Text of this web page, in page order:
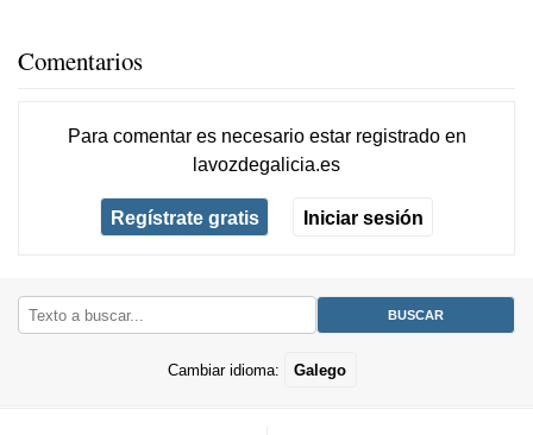
Comentarios
Para comentar es necesario estar registradoen
lavozdegalicia.es
Regístrate gratis Iniciar sesión
Cambiar idioma: Galego